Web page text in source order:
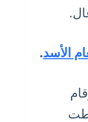
الأسد.